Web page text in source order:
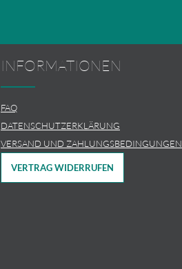
INFORMATIONEN
FAQ
DATENSCHUTZERKLÄRUNG
VERSAND UND ZAHLUNGSBEDINGUNGEN
VERTRAG WIDERRUFEN